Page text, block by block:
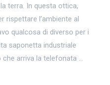
terra. In questa ottica,
rispettare l’ambiente al
qualcosa di diverso per i
saponetta industriale
arriva la telefonata …